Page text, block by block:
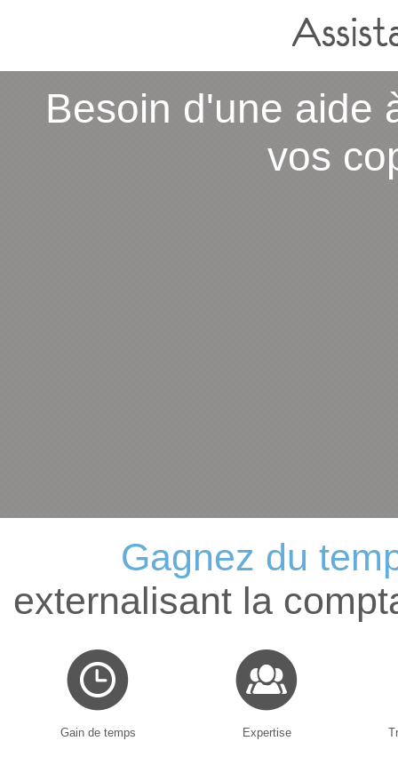
Besoin d'une aide
vos
Gagnez du
externalisant la
Gain de temps Expertise